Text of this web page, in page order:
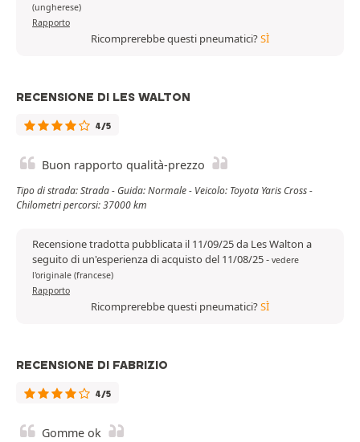
(ungherese)
Rapporto
Ricomprerebbe questi pneumatici?SÌ
RECENSIONE DI LES WALTON
4/5
Buon rapporto qualità-prezzo
Tipo di strada: Strada - Guida: Normale - Veicolo: Toyota Yaris Cross -
Chilometri percorsi: 37000 km
Recensione tradotta pubblicata il 11/09/25 da Les Walton a
seguito di un'esperienza di acquisto del 11/08/25- vedere
l'originale (francese)
Rapporto
Ricomprerebbe questi pneumatici?SÌ
RECENSIONE DI FABRIZIO
4/5
Gomme ok